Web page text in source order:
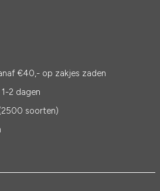
€40,- op zakjes zaden
2 dagen
soorten)